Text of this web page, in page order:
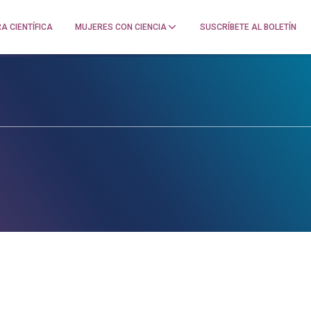
CIENTÍFICA MUJERES CON CIENCIA SUSCRÍBETE AL BOLETÍN